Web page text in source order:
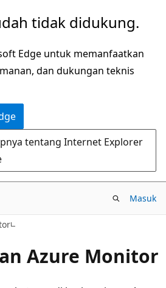
tidak didukung.
Edge untuk memanfaatkan
dan dukungan teknis
tentang Internet Explorer
Masuk
Azure Monitor